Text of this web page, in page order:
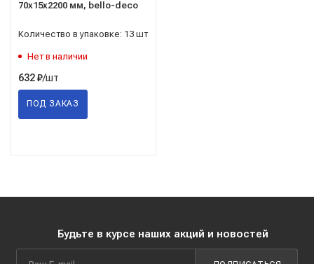
70х15х2200 мм, bello-deco
Количество в упаковке: 13 шт
Нет в наличии
632₽/шт
ПОД ЗАКАЗ
Будьте в курсе наших акций и новостей